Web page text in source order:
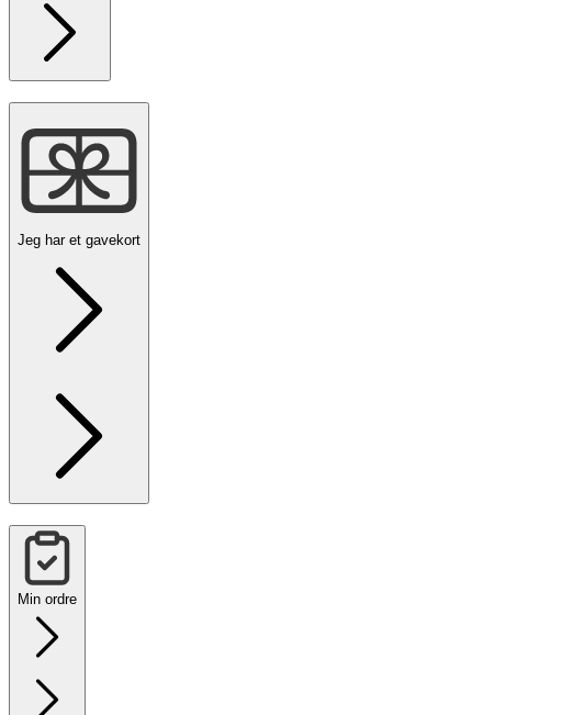
Jeg har et gavekort
Min ordre